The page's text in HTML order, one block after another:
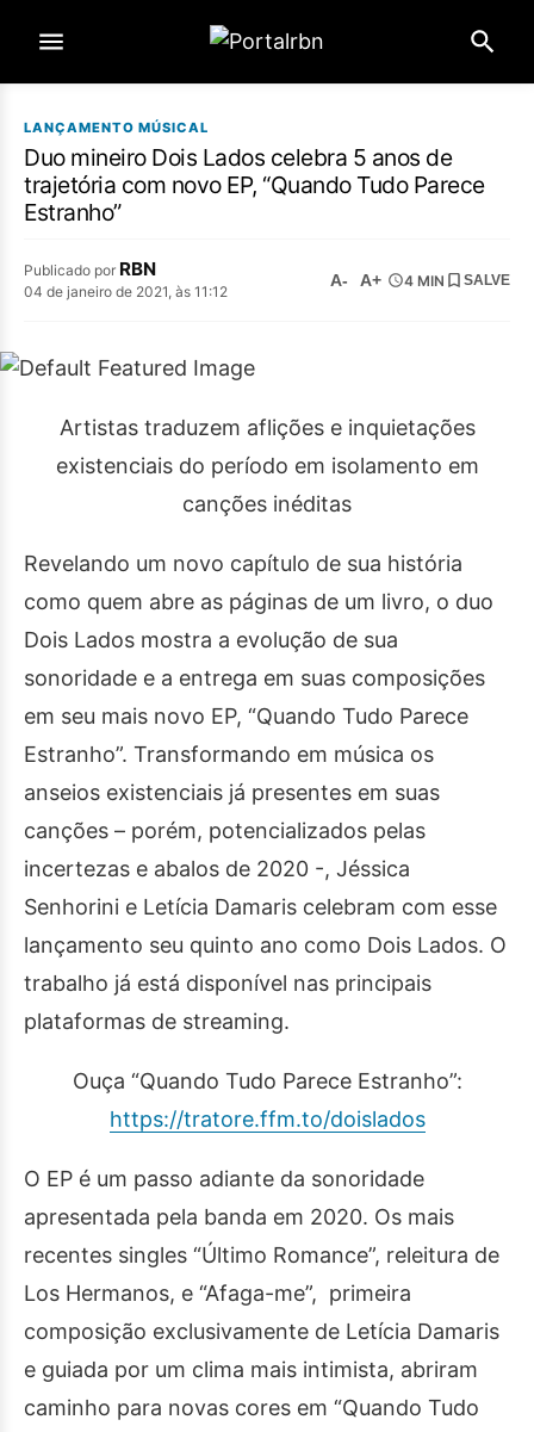
LANÇAMENTO MÚSICAL
Duo mineiro Dois Lados celebra 5 anos de
trajetória com novo EP, “Quando Tudo Parece
Estranho”
Publicado por RBN
04 de janeiro de 2021, às 11:12
A- A+ 4 MIN SALVE
Artistas traduzem aflições e inquietações
existenciais do período em isolamento em
canções inéditas
Revelando um novo capítulo de sua história
como quem abre as páginas de um livro, o duo
Dois Lados mostra a evolução de sua
sonoridade e a entrega em suas composições
em seu mais novo EP, “Quando Tudo Parece
Estranho”. Transformando em música os
anseios existenciais já presentes em suas
canções – porém, potencializados pelas
incertezas e abalos de 2020 -, Jéssica
Senhorini e Letícia Damaris celebram com esse
lançamento seu quinto ano como Dois Lados. O
trabalho já está disponível nas principais
plataformas de streaming.
Ouça “Quando Tudo Parece Estranho”:
https://tratore.ffm.to/doislados
O EP é um passo adiante da sonoridade
apresentada pela banda em 2020. Os mais
recentes singles “Último Romance”, releitura de
Los Hermanos, e “Afaga-me”, primeira
composição exclusivamente de Letícia Damaris
e guiada por um clima mais intimista, abriram
caminho para novas cores em “Quando Tudo